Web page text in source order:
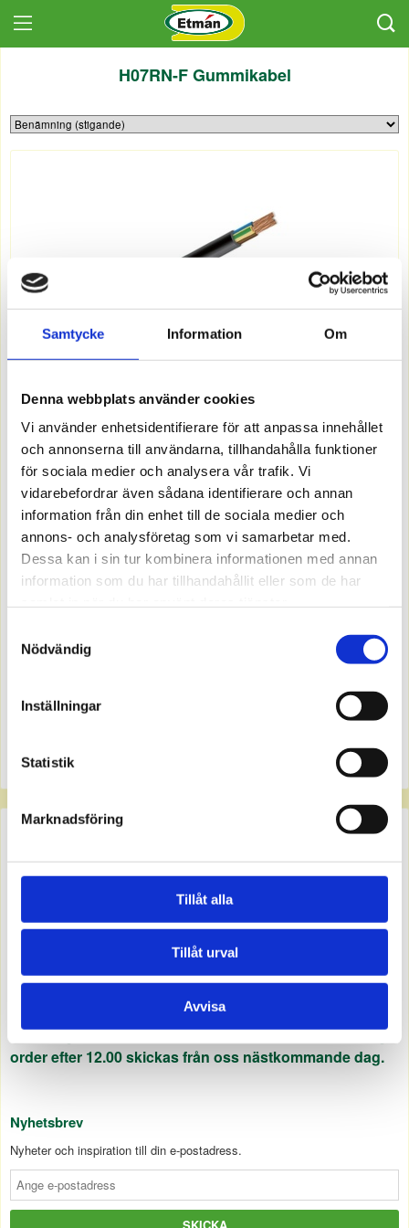
Samtycke Information Om
Denna webbplats använder cookies
Vi använder enhetsidentifierare för att anpassa innehållet
och annonserna till användarna, tillhandahålla funktioner
för sociala medier och analysera vår trafik. Vi
vidarebefordrar även sådana identifierare och annan
information från din enhet till de sociala medier och
annons- och analysföretag som vi samarbetar med.
Dessa kan i sin tur kombinera informationen med annan
information som du har tillhandahållit eller som de har
Nödvändig
Inställningar
Statistik
Marknadsföring
Tillåt alla
Tillåt urval
Avvisa
H07RN-F Gummikabel
0515081
MER INFO
Kontakta oss
Etman Distribution AB
Transportgatan 13
info@etman.se
Order lagda före 12.00 packas och skickas samma dag,
order efter 12.00 skickas från oss nästkommande dag.
Nyhetsbrev
Nyheter och inspiration till din e-postadress.